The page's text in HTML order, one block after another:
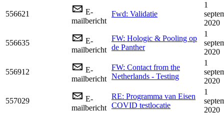
556621
E-
mailbericht
Fwd: Validatie
1
2020
556635
E-
mailbericht
FW: Hologic & Pooling op
de Panther
1
2020
556912
E-
mailbericht
FW: Contact from the
Netherlands - Testing
1
2020
557029
E-
mailbericht
RE: Programma van Eisen
COVID testlocatie
1
2020